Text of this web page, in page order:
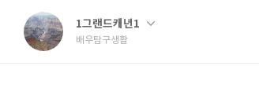
1그랜드캐년1
배우탐구생활